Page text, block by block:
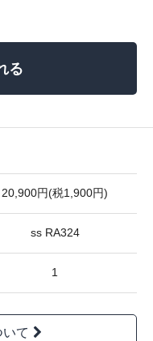
る
20,900円(税1,900円)
ss RA324
1
て